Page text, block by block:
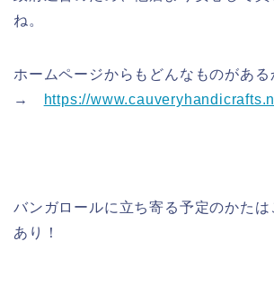
ね。
ホームページからもどんなものがある
→
https://
バンガロールに立ち寄る予定のかたは
あり！